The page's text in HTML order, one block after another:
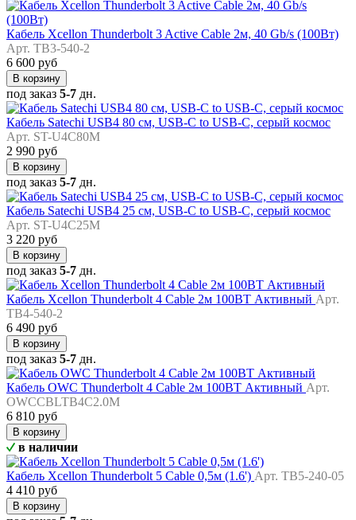
Кабель Xcellon Thunderbolt 3 Active Cable 2м, 40 Gb/s (100Вт)
Арт. TB3-540-2
6 600 руб
В корзину
под заказ 5-7 дн.
Кабель Satechi USB4 80 см, USB-C to USB-C, серый космос
Арт. ST-U4C80M
2 990 руб
В корзину
под заказ 5-7 дн.
Кабель Satechi USB4 25 см, USB-C to USB-C, серый космос
Арт. ST-U4C25M
3 220 руб
В корзину
под заказ 5-7 дн.
Кабель Xcellon Thunderbolt 4 Cable 2м 100ВТ Активный Арт.
TB4-540-2
6 490 руб
В корзину
под заказ 5-7 дн.
Кабель OWC Thunderbolt 4 Cable 2м 100ВТ Активный Арт.
OWCCBLTB4C2.0M
6 810 руб
В корзину
в наличии
Кабель Xcellon Thunderbolt 5 Cable 0,5м (1.6') Арт. TB5-240-05
4 410 руб
В корзину